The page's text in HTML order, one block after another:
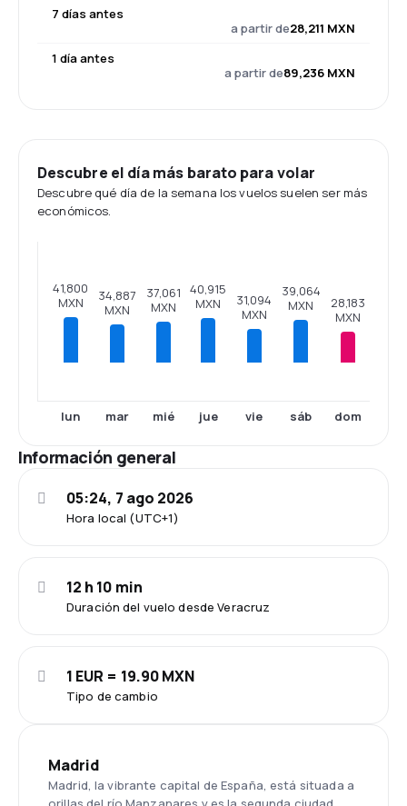
7 días antes
a partir de28,211 MXN
1 día antes
a partir de89,236 MXN
Descubre el día más barato para volar
Descubre qué día de la semana los vuelos suelen ser más
económicos.
41,800
MXN
lun
34,887
MXN
mar
37,061
MXN
mié
40,915
MXN
jue
31,094
MXN
vie
39,064
MXN
sáb
28,183
MXN
dom
Información general
Hora local (UTC+1)
05:24, 7 ago 2026
Duración del vuelo desde Veracruz
12 h 10 min
Tipo de cambio
1 EUR = 19.90 MXN
Madrid
Madrid, la vibrante capital de España, está situada a